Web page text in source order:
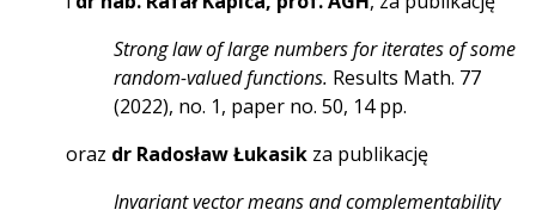
Strong law of large numbers for iterates of some
random-valued functions. Results Math. 77
(2022), no. 1, paper no. 50, 14 pp.
oraz dr Radosław Łukasik za publikację
Invariant vector means and complementability